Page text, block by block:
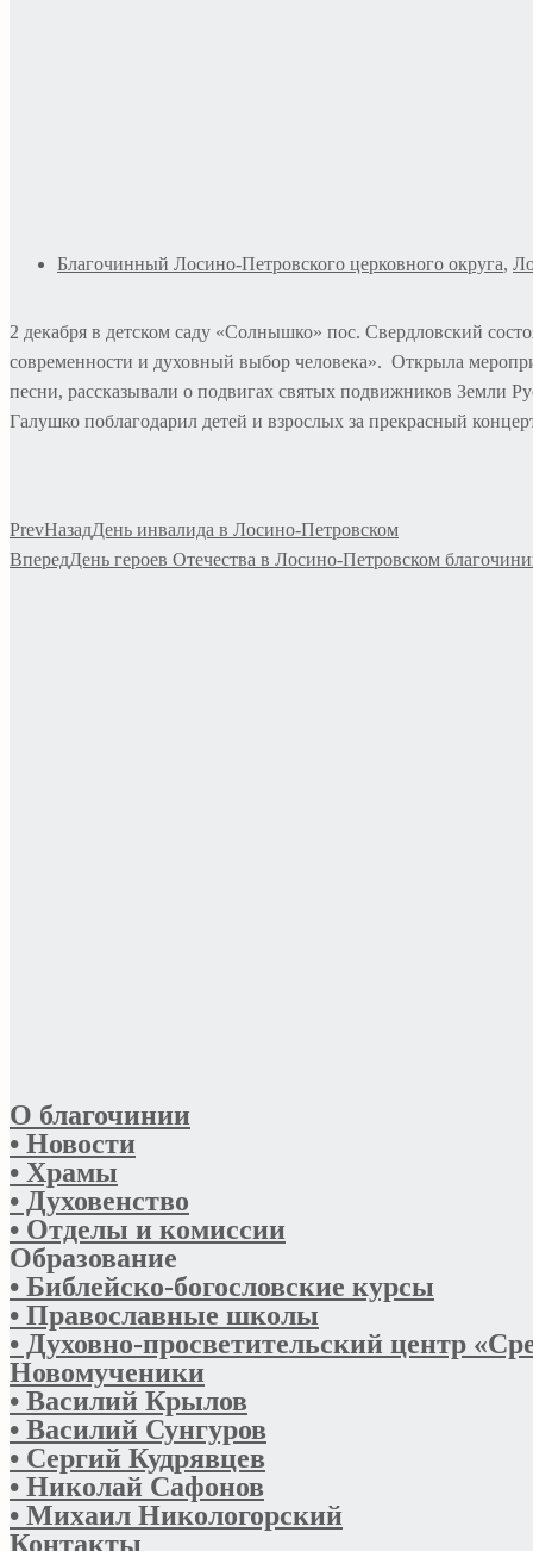
Благочинный Лосино-Петровского церковного округа,
2 декабря в детском саду «Солнышко» пос. Свердловский
современности и духовный выбор человека». Открыла
песни, рассказывали о подвигах святых подвижников Земли
Галушко поблагодарил детей и взрослых за прекрасный
PrevНазадДень инвалида в Лосино-Петровском
ВпередДень героев Отечества в Лосино-Петровском
О благочинии
• Новости
• Храмы
• Духовенство
• Отделы и комиссии
Образование
• Библейско-богословские курсы
• Православные школы
• Духовно-просветительский центр
Новомученики
• Василий Крылов
• Василий Сунгуров
• Сергий Кудрявцев
• Николай Сафонов
• Михаил Никологорский
Контакты